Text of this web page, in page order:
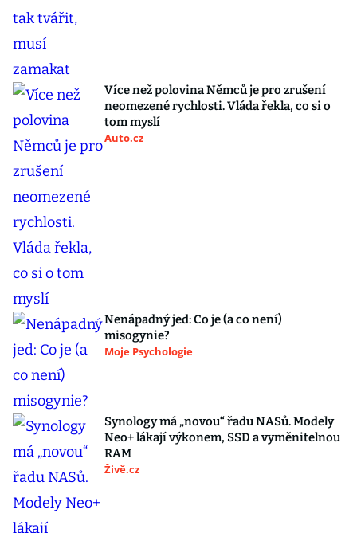
Více než polovina Němců je pro zrušení
neomezené rychlosti. Vláda řekla, co si o
tom myslí
Auto.cz
Nenápadný jed: Co je (a co není)
misogynie?
Moje Psychologie
Synology má „novou“ řadu NASů. Modely
Neo+ lákají výkonem, SSD a vyměnitelnou
RAM
Živě.cz